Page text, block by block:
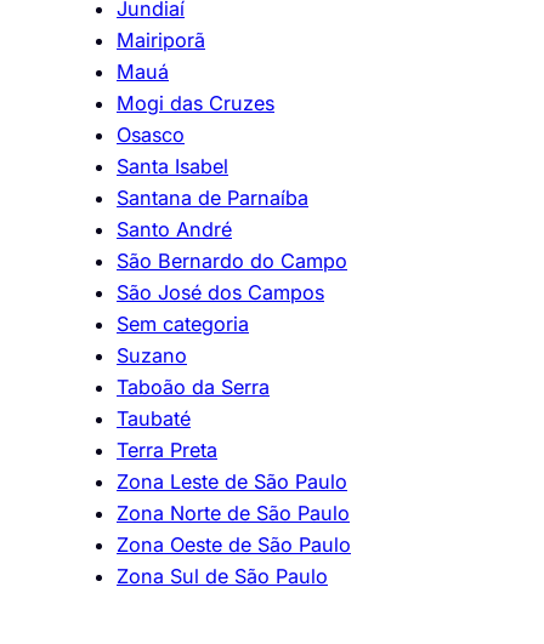
Jundiaí
Mairiporã
Mauá
Mogi das Cruzes
Osasco
Santa Isabel
Santana de Parnaíba
Santo André
São Bernardo do Campo
São José dos Campos
Sem categoria
Suzano
Taboão da Serra
Taubaté
Terra Preta
Zona Leste de São Paulo
Zona Norte de São Paulo
Zona Oeste de São Paulo
Zona Sul de São Paulo